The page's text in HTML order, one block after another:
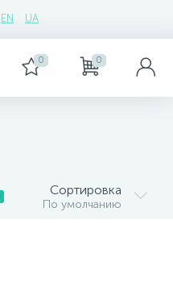
EN UA
0 0
Сортировка
По умолчанию